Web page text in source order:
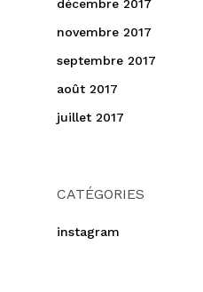
décembre 2017
novembre 2017
septembre 2017
août 2017
juillet 2017
CATÉGORIES
instagram